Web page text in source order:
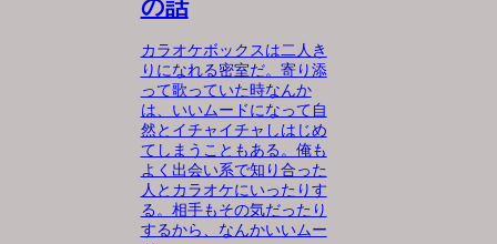
の話
カラオケボックスは二人き
りになれる密室だ。寄り添
って歌っていた時なんか
は、いいムードになって自
然とイチャイチャしはじめ
てしまうこともある。俺も
よく出会い系で知り合った
人とカラオケにいったりす
る。相手もその気だったり
するから、なんかいいムー